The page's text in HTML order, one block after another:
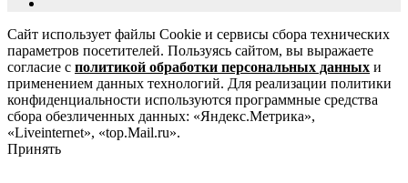
Сайт использует файлы Cookie и сервисы сбора технических
параметров посетителей. Пользуясь сайтом, вы выражаете
согласие с политикой обработки персональных данных и
применением данных технологий. Для реализации политики
конфиденциальности используются программные средства
сбора обезличенных данных: «Яндекс.Метрика»,
«Liveinternet», «top.Mail.ru».
Принять